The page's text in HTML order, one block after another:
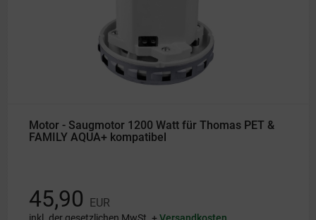
Motor - Saugmotor 1200 Watt für Thomas PET &
FAMILY AQUA+ kompatibel
45,90 EUR